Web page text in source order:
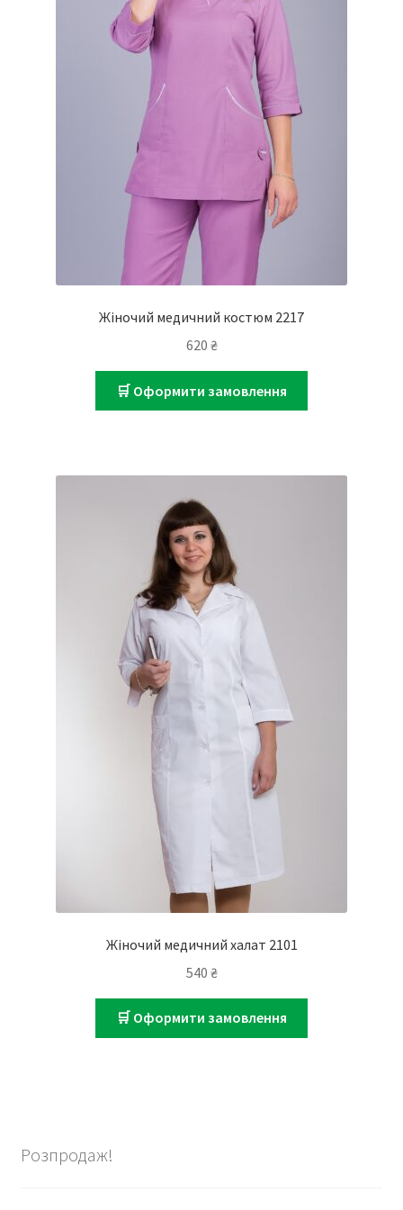
Жіночий медичний костюм 2217
620 ₴
🛒 Оформити замовлення
Жіночий медичний халат 2101
540 ₴
🛒 Оформити замовлення
Розпродаж!